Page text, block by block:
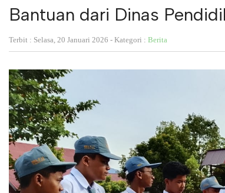
Bantuan dari Dinas
Terbit : Selasa, 20 Januari 2026 - Kategori : Berita